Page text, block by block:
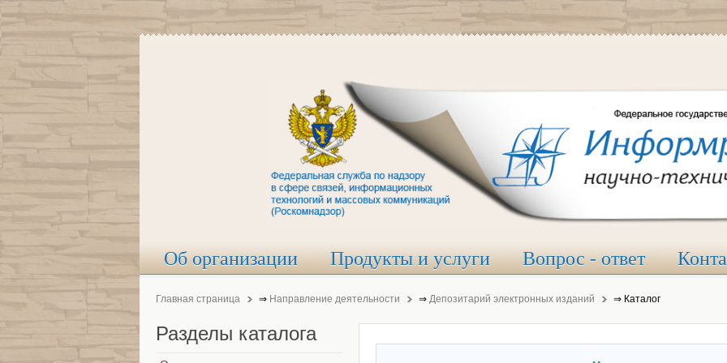
Об организации Продукты и услуги Вопрос - ответ
Главная страница ⇒ Направление деятельности ⇒ Депозитарий электронных изданий ⇒ Каталог
Разделы каталога